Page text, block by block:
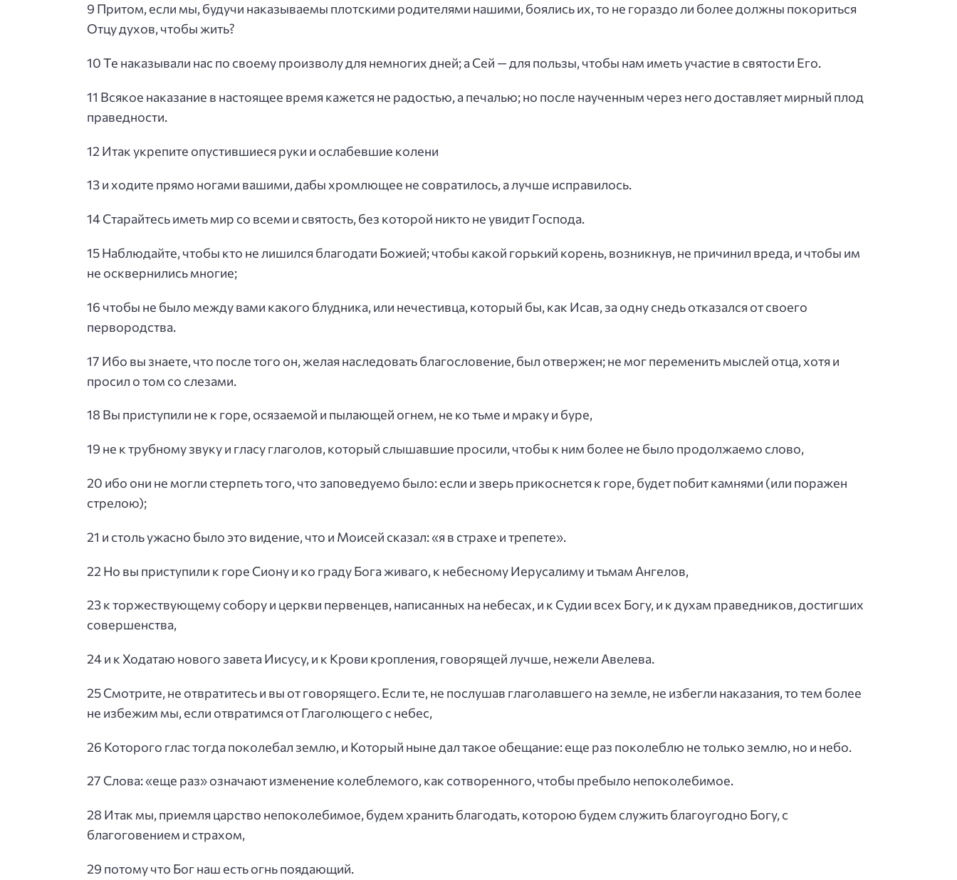
9 Притом, если мы, будучи наказываемы плотскими родителями нашими, боялись их, то не гораздо ли более должны покориться
Отцу духов, чтобы жить?
10 Те наказывали нас по своему произволу для немногих дней; а Сей — для пользы, чтобы нам иметь участие в святости Его.
11 Всякое наказание в настоящее время кажется не радостью, а печалью; но после наученным через него доставляет мирный плод
праведности.
12 Итак укрепите опустившиеся руки и ослабевшие колени
13 и ходите прямо ногами вашими, дабы хромлющее не совратилось, а лучше исправилось.
14 Старайтесь иметь мир со всеми и святость, без которой никто не увидит Господа.
15 Наблюдайте, чтобы кто не лишился благодати Божией; чтобы какой горький корень, возникнув, не причинил вреда, и чтобы им
не осквернились многие;
16 чтобы не было между вами какого блудника, или нечестивца, который бы, как Исав, за одну снедь отказался от своего
первородства.
17 Ибо вы знаете, что после того он, желая наследовать благословение, был отвержен; не мог переменить мыслей отца, хотя и
просил о том со слезами.
18 Вы приступили не к горе, осязаемой и пылающей огнем, не ко тьме и мраку и буре,
19 не к трубному звуку и гласу глаголов, который слышавшие просили, чтобы к ним более не было продолжаемо слово,
20 ибо они не могли стерпеть того, что заповедуемо было: если и зверь прикоснется к горе, будет побит камнями (или поражен
стрелою);
21 и столь ужасно было это видение, что и Моисей сказал: «я в страхе и трепете».
22 Но вы приступили к горе Сиону и ко граду Бога живаго, к небесному Иерусалиму и тьмам Ангелов,
23 к торжествующему собору и церкви первенцев, написанных на небесах, и к Судии всех Богу, и к духам праведников, достигших
совершенства,
24 и к Ходатаю нового завета Иисусу, и к Крови кропления, говорящей лучше, нежели Авелева.
25 Смотрите, не отвратитесь и вы от говорящего. Если те, не послушав глаголавшего на земле, не избегли наказания, то тем более
не избежим мы, если отвратимся от Глаголющего с небес,
26 Которого глас тогда поколебал землю, и Который ныне дал такое обещание: еще раз поколеблю не только землю, но и небо.
27 Слова: «еще раз» означают изменение колеблемого, как сотворенного, чтобы пребыло непоколебимое.
28 Итак мы, приемля царство непоколебимое, будем хранить благодать, которою будем служить благоугодно Богу, с
благоговением и страхом,
29 потому что Бог наш есть огнь поядающий.